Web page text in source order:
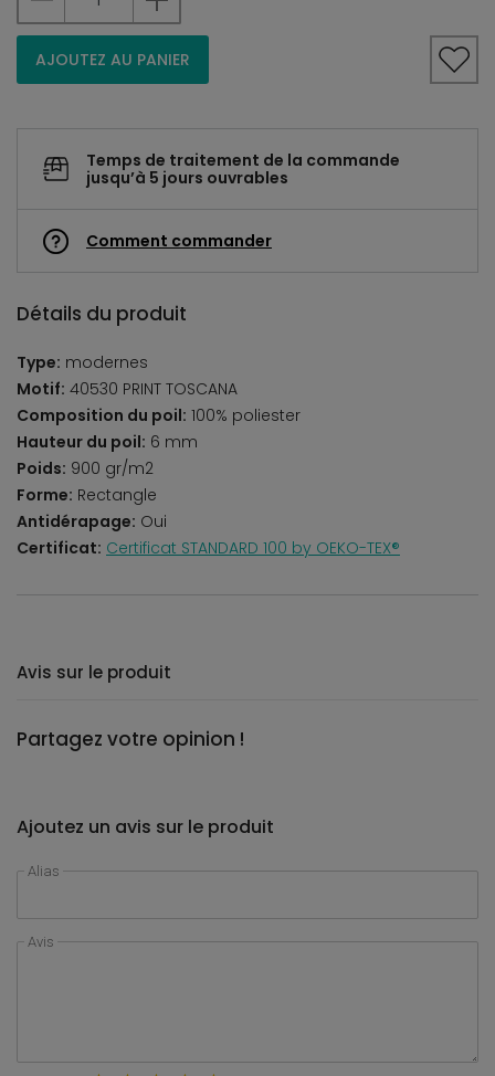
AJOUTEZ AU PANIER
Temps de traitement de la commande
jusqu’à 5 jours ouvrables
Comment commander
Détails du produit
Type: modernes
Motif: 40530 PRINT TOSCANA
Composition du poil: 100% poliester
Hauteur du poil: 6 mm
Poids: 900 gr/m2
Forme: Rectangle
Antidérapage: Oui
Certificat: Certificat STANDARD 100 by OEKO-TEX®
Avis sur le produit
Partagez votre opinion !
Ajoutez un avis sur le produit
Alias
Avis